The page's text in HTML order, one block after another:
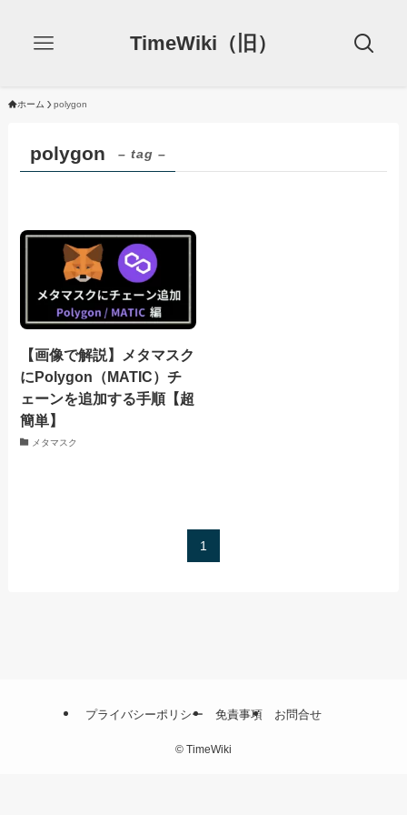
TimeWiki（旧）
ホーム polygon
polygon – tag –
【画像で解説】メタマスク
にPolygon（MATIC）チ
ェーンを追加する手順【超
簡単】
メタマスク
1
プライバシーポリシー 免責事項 お問合せ
© TimeWiki